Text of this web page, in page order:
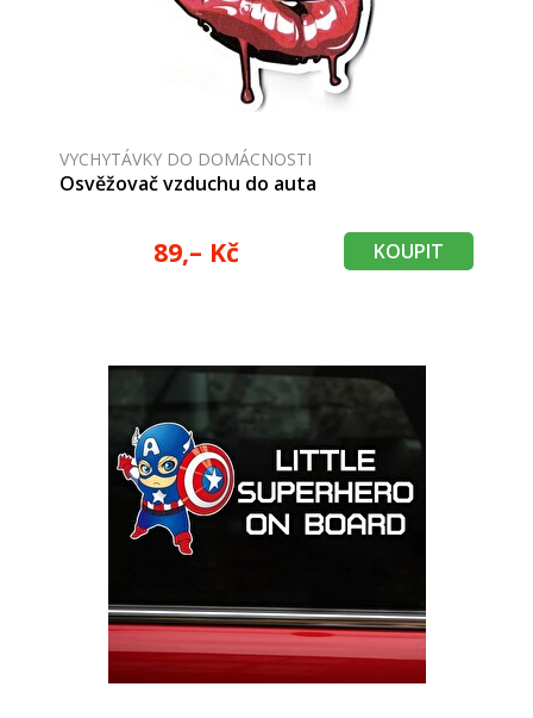
VYCHYTÁVKY DO DOMÁCNOSTI
Osvěžovač vzduchu do auta
89,– Kč KOUPIT